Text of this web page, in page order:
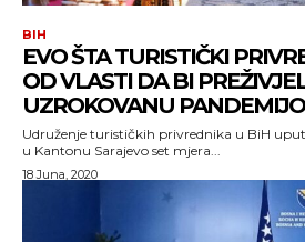
BIH
EVO ŠTA TURISTIČKI
OD VLASTI DA BI
UZROKOVANU
Udruženje turističkih privrednika u BiH
u Kantonu Sarajevo set mjera...
18 Juna, 2020